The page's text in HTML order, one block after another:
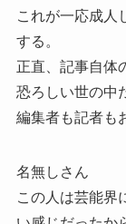
これが一応成人
する。
正直、記事自体
恐ろしい世の中
編集者も記者も
名無しさん
この人は芸能界